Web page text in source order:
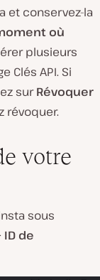
et conservez-la
où
plusieurs
Clés API. Si
surRévoquer
révoquer.
votre
sous
ID de